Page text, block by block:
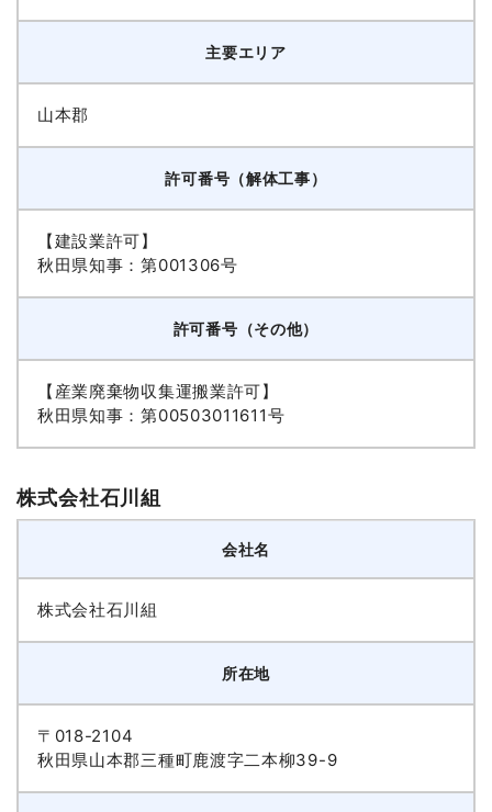
主要エリア
山本郡
許可番号（解体工事）
【建設業許可】
秋田県知事：第001306号
許可番号（その他）
【産業廃棄物収集運搬業許可】
秋田県知事：第00503011611号
株式会社石川組
会社名
株式会社石川組
所在地
〒018-2104
秋田県山本郡三種町鹿渡字二本柳39-9